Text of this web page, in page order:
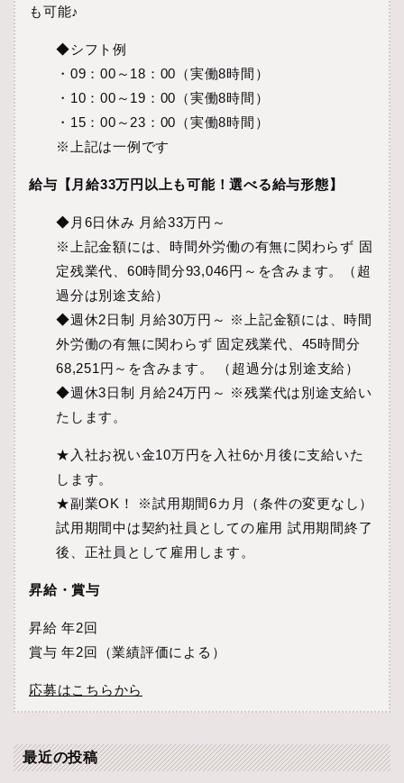
も可能♪
◆シフト例
・09：00～18：00（実働8時間）
・10：00～19：00（実働8時間）
・15：00～23：00（実働8時間）
※上記は一例です
給与【月給33万円以上も可能！選べる給与形態】
◆月6日休み 月給33万円～
※上記金額には、時間外労働の有無に関わらず 固
定残業代、60時間分93,046円～を含みます。（超
過分は別途支給）
◆週休2日制 月給30万円～ ※上記金額には、時間
外労働の有無に関わらず 固定残業代、45時間分
68,251円～を含みます。 （超過分は別途支給）
◆週休3日制 月給24万円～ ※残業代は別途支給い
たします。
★入社お祝い金10万円を入社6か月後に支給いた
します。
★副業OK！ ※試用期間6カ月（条件の変更なし）
試用期間中は契約社員としての雇用 試用期間終了
後、正社員として雇用します。
昇給・賞与
昇給 年2回
賞与 年2回（業績評価による）
応募はこちらから
最近の投稿